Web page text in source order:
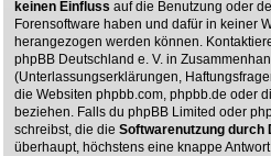
keinen Einfluss auf die Benutzung oder
Forensoftware haben und dafür in keiner
herangezogen werden können.
phpBB Deutschland e. V. in
(Unterlassungserklärungen,
die Websiten phpbb.com, phpbb.de oder
beziehen. Falls du phpBB Limited oder
schreibst, die die Softwarenutzung durch
überhaupt, höchstens eine knappe